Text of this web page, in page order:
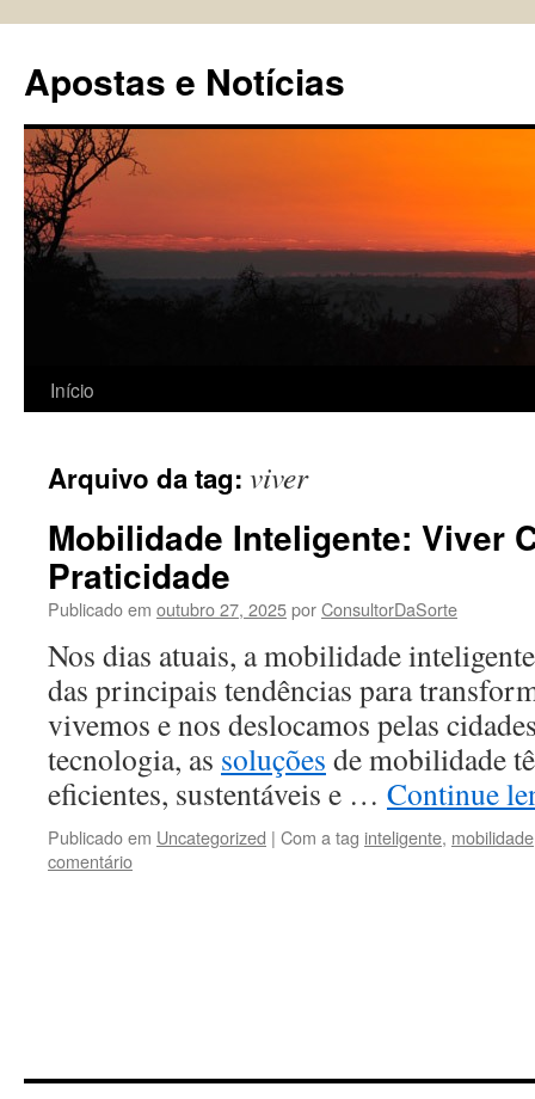
conteúdo
Apostas e Notícias
Início
Arquivo da tag: viver
Mobilidade Inteligente: Viver
Praticidade
Publicado em outubro 27, 2025porConsultorDaSorte
Nos dias atuais, a mobilidade
das principais tendências para
vivemos e nos deslocamos pelas
tecnologia, as soluções de mobilidade
eficientes, sustentáveis e … Continue
Publicado em Uncategorized | Com a tag inteligente, mobilidade
comentário